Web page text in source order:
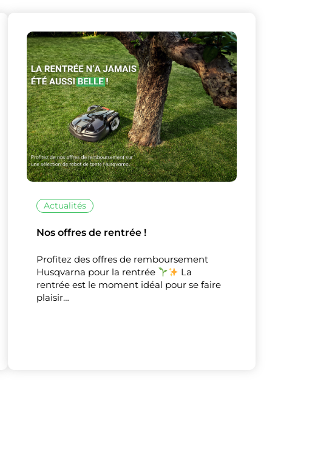
sur ceux que
XMasquer le bandeau
Actualités
Nos offres de rentrée !
Profitez des offres de remboursement
Husqvarna pour la rentrée
La
rentrée est le moment idéal pour se faire
plaisir…